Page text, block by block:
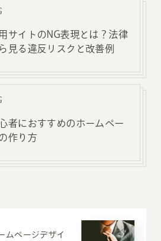
サイトのNG表現とは？法律
見る違反リスクと改善例
者におすすめのホームペー
作り方
ムページデザイ